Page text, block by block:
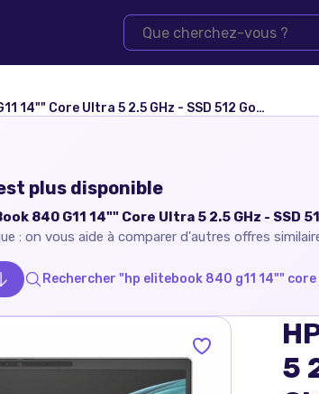
Ultra 5 2.5 GHz - SSD 512 Go - 16 Go QWERTY - Anglais
plus disponible
840 G11 14"" Core Ultra 5 2.5 GHz - SSD
: on vous aide à comparer d'autres offres
Rechercher "hp elitebook 840 g11 14""
5